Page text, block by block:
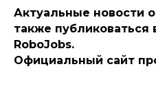
Актуальные новости
также публиковаться
RoboJobs.
Официальный сайт